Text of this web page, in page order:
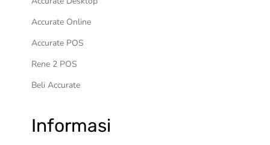
Accurate Online
Accurate POS
Rene 2 POS
Beli Accurate
Informasi